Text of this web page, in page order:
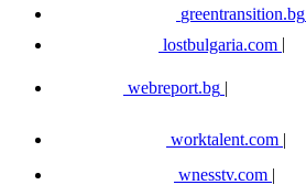
greentransition.bg
lostbulgaria.com
webreport.bg |
worktalent.com |
wnesstv.com |